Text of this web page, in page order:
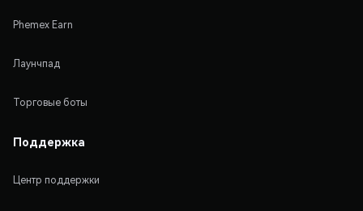
Phemex Earn
Лаунчпад
Торговые боты
Поддержка
Центр поддержки